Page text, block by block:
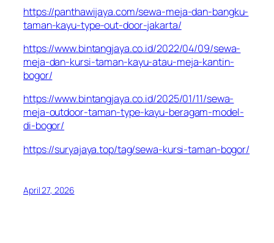
https://panthawijaya.com/sewa-meja-dan-bangku-
taman-kayu-type-out-door-jakarta/
https://www.bintangjaya.co.id/2022/04/09/sewa-
meja-dan-kursi-taman-kayu-atau-meja-kantin-
bogor/
https://www.bintangjaya.co.id/2025/01/11/sewa-
meja-outdoor-taman-type-kayu-beragam-model-
di-bogor/
https://suryajaya.top/tag/sewa-kursi-taman-bogor/
April 27, 2026